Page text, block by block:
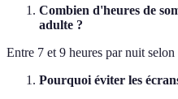
Combien d'heures de
adulte ?
Entre 7 et 9 heures par nuit
Pourquoi éviter les